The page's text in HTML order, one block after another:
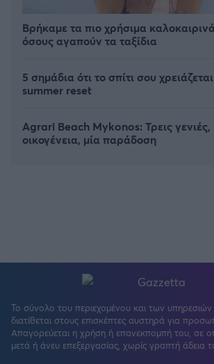
Βρήκαμε τα πιο χρήσιμα
όσους αγαπούν τα ταξίδια
5 σημάδια ότι το σπίτι σου
summer reset
Agrari Beach Mykonos: Τρεις γενιές,
οικογένεια, μία παράδοση
Το σύνολο του περιεχομένου και των
διατίθεται στους επισκέπτες αυστηρά για
Απαγορεύεται η χρήση ή επανεκπομπή του, σε
μετά ή άνευ επεξεργασίας, χωρίς γραπτή άδεια